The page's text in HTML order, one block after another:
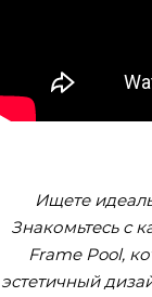
Ищете
Знакомьтесь с
Frame Pool,
эстетичный